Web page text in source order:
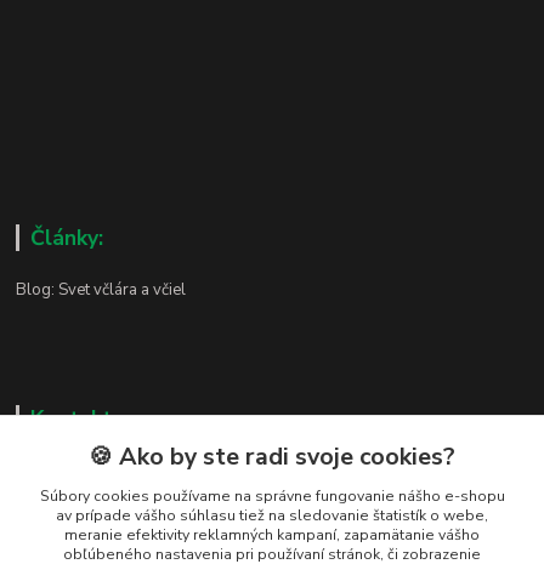
Články:
Blog: Svet včlára a včiel
Kontakty
Zákaznická podpora
+421 919 037 687
Po – Pi 8:00 – 17:00
🍪 Ako by ste radi svoje cookies?
Súbory cookies používame na správne fungovanie nášho e-shopu
av prípade vášho súhlasu tiež na sledovanie štatistík o webe,
meranie efektivity reklamných kampaní, zapamätanie vášho
obľúbeného nastavenia pri používaní stránok, či zobrazenie